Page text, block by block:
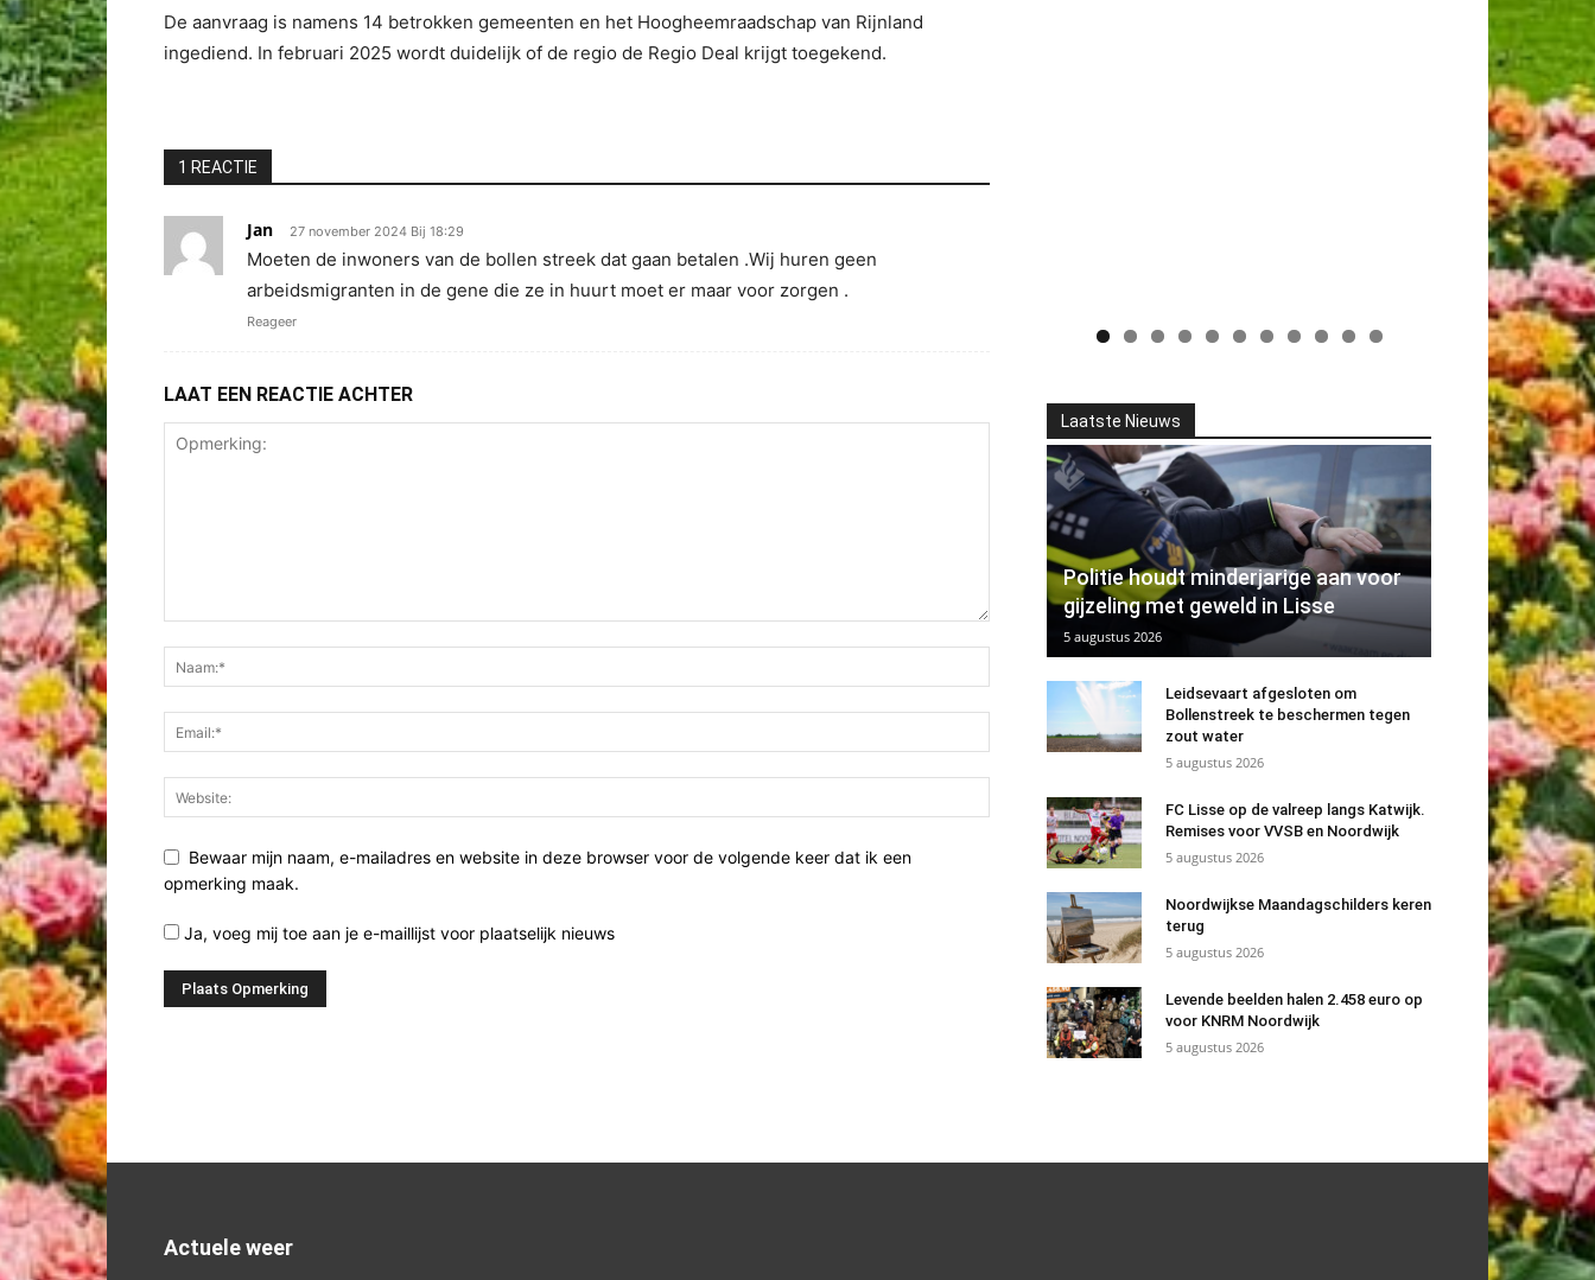
De aanvraag is namens 14 betrokken gemeenten en het Hoogheemraadschap van Rijnland
ingediend. In februari 2025 wordt duidelijk of de regio de Regio Deal krijgt toegekend.
1 REACTIE
Jan 27 november 2024 Bij 18:29
Moeten de inwoners van de bollen streek dat gaan betalen .Wij huren geen
arbeidsmigranten in de gene die ze in huurt moet er maar voor zorgen .
Reageer
LAAT EEN REACTIE ACHTER
Bewaar mijn naam, e-mailadres en website in deze browser voor de volgende keer dat ik een
opmerking maak.
Ja, voeg mij toe aan je e-maillijst voor plaatselijk nieuws
Laatste Nieuws
Politie houdt minderjarige aan voor
gijzeling met geweld in Lisse
5 augustus 2026
Leidsevaart afgesloten om
Bollenstreek te beschermen tegen
zout water
5 augustus 2026
FC Lisse op de valreep langs Katwijk.
Remises voor VVSB en Noordwijk
5 augustus 2026
Noordwijkse Maandagschilders keren
terug
5 augustus 2026
Levende beelden halen 2.458 euro op
voor KNRM Noordwijk
5 augustus 2026
Actuele weer